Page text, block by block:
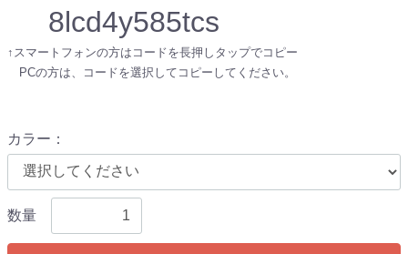
8lcd4y585tcs
↑スマートフォンの方はコードを長押しタップでコピー
PCの方は、コードを選択してコピーしてください。
カラー ：
数量